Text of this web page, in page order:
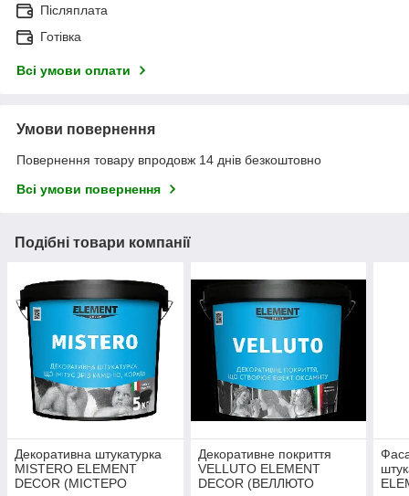
Післяплата
Готівка
Всі умови оплати
Умови повернення
Повернення товару впродовж 14 днів безкоштовно
Всі умови повернення
Подібні товари компанії
Декоративна штукатурка
MISTERO ELEMENT
DECOR (МІСТЕРО
Декоративне покриття
VELLUTO ELEMENT
DECOR (ВЕЛЛЮТО